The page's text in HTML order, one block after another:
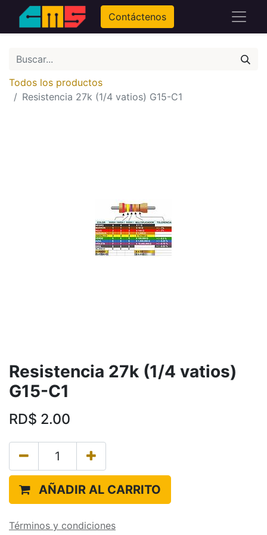
Contáctenos
Todos los productos
Resistencia 27k (1/4 vatios) G15-C1
Resistencia 27k (1/4 vatios)
G15-C1
RD$ 2.00
AÑADIR AL CARRITO
Términos y condiciones